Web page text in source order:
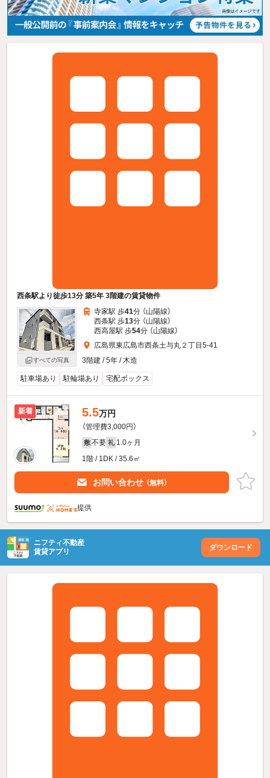
西条駅より徒歩13分 築5年 3階建の賃貸物件
すべての写真
寺家駅 歩41分 （山陽線）
西条駅 歩13分 （山陽線）
西高屋駅 歩54分 （山陽線）
広島県東広島市西条土与丸２丁目5-41
3階建 / 5年 / 木造
駐車場あり 駐輪場あり 宅配ボックス
新着 5.5万円
（管理費3,000円）
敷 不要 礼 1.0ヶ月
1階 / 1DK / 35.6㎡
お問い合わせ （無料）
提供
ニフティ不動産
賃貸アプリ
ダウンロード